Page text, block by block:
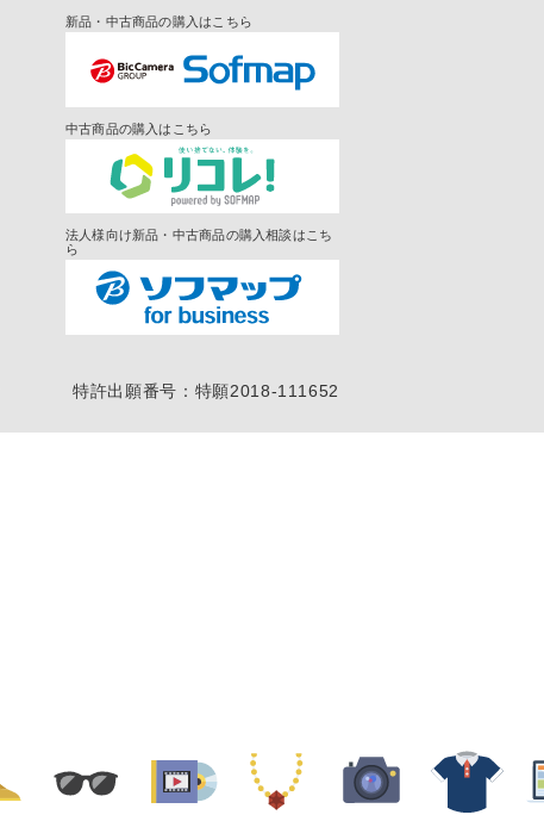
新品・中古商品の購入はこちら
中古商品の購入はこちら
法人様向け新品・中古商品の購入相談はこち
ら
特許出願番号：特願2018-111652